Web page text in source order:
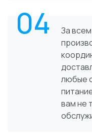
04
За
любые
вам не